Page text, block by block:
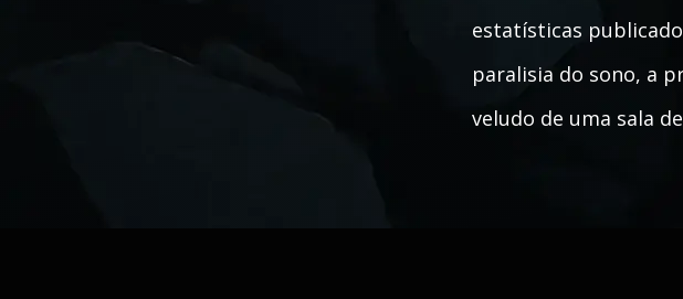
estatísticas
paralisia do sono, a
veludo de uma sala